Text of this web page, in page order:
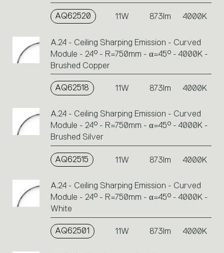
AQ62520 11W 873lm 4000K
A.24 - Ceiling Sharping Emission - Curved
Module - 24° - R=750mm - α=45° - 4000K -
Brushed Copper
AQ62518 11W 873lm 4000K
A.24 - Ceiling Sharping Emission - Curved
Module - 24° - R=750mm - α=45° - 4000K -
Brushed Silver
AQ62515 11W 873lm 4000K
A.24 - Ceiling Sharping Emission - Curved
Module - 24° - R=750mm - α=45° - 4000K -
White
AQ62501 11W 873lm 4000K